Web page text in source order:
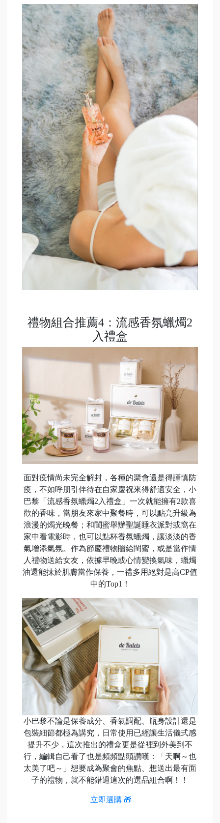
禮物組合推薦4：流感香氛蠟燭2
入禮盒
面對疫情尚未完全解封，各種的聚會還是得謹慎防
疫，不如呼朋引伴待在自家慶祝來得舒適安全，小
巴黎「流感香氛蠟燭2入禮盒」一次就能擁有2款喜
歡的香味，當朋友來家中聚餐時，可以點亮升級為
浪漫的燭光晚餐；和閨蜜舉辦聖誕睡衣派對或窩在
家中看電影時，也可以點杯香氛蠟燭，讓淡淡的香
氣增添氣氛。作為節慶禮物贈給閨蜜，或是當作情
人禮物送給女友，依據早晚或心情變換氣味，蠟燭
油還能抹於肌膚當作保養，一禮多用絕對是高CP值
中的Top1！
小巴黎不論是保養成分、香氣調配、瓶身設計還是
包裝細節都極為講究，日常使用已經讓生活儀式感
提升不少，這次推出的禮盒更是從裡到外美到不
行，編輯自己看了也是頻頻點頭讚嘆：「天啊～也
太美了吧～」想要成為聚會的焦點、想送出最有面
子的禮物，就不能錯過這次的選品組合啊！！
立即選購 🎁